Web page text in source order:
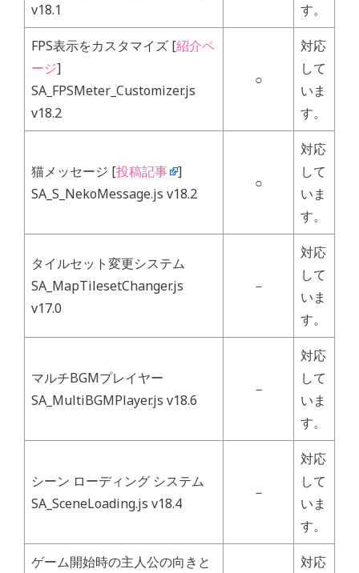
v18.1
す。
FPS表示をカスタマイズ [紹介ペ
ージ]
SA_FPSMeter_Customizer.js
v18.2
○
対応
して
いま
す。
猫メッセージ [投稿記事 ]
SA_S_NekoMessage.js v18.2
○
対応
して
いま
す。
タイルセット変更システム
SA_MapTilesetChanger.js
v17.0
－
対応
して
いま
す。
マルチBGMプレイヤー
SA_MultiBGMPlayer.js v18.6
－
対応
して
いま
す。
シーン ローディング システム
SA_SceneLoading.js v18.4
－
対応
して
いま
す。
ゲーム開始時の主人公の向きと
対応